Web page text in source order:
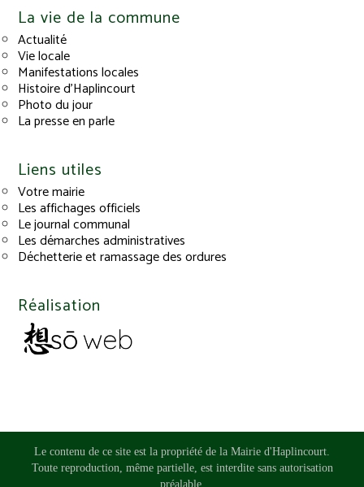
La vie de la commune
Actualité
Vie locale
Manifestations locales
Histoire d’Haplincourt
Photo du jour
La presse en parle
Liens utiles
Votre mairie
Les affichages officiels
Le journal communal
Les démarches administratives
Déchetterie et ramassage des ordures
Réalisation
Le contenu de ce site est la propriété de la Mairie d'Haplincourt.
Toute reproduction, même partielle, est interdite sans autorisation
préalable.